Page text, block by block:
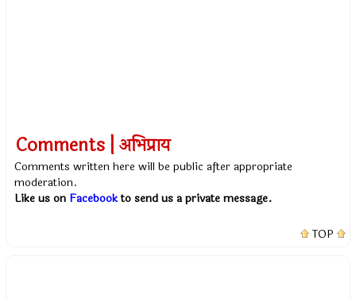
Comments | अभिप्राय
Comments written here will be public after appropriate
moderation.
Like us on Facebookto send us a private message.
TOP